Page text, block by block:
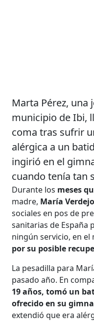
Marta Pérez, una
municipio de Ibi,
coma tras sufrir
alérgica a un
ingirió en el
cuando tenía tan
Durante los meses
madre, María Verdejo
sociales en pos de
sanitarias de España
ningún servicio, en el
por su posible
La pesadilla para
pasado año. En
19 años, tomó un
ofrecido en su
extendió que era